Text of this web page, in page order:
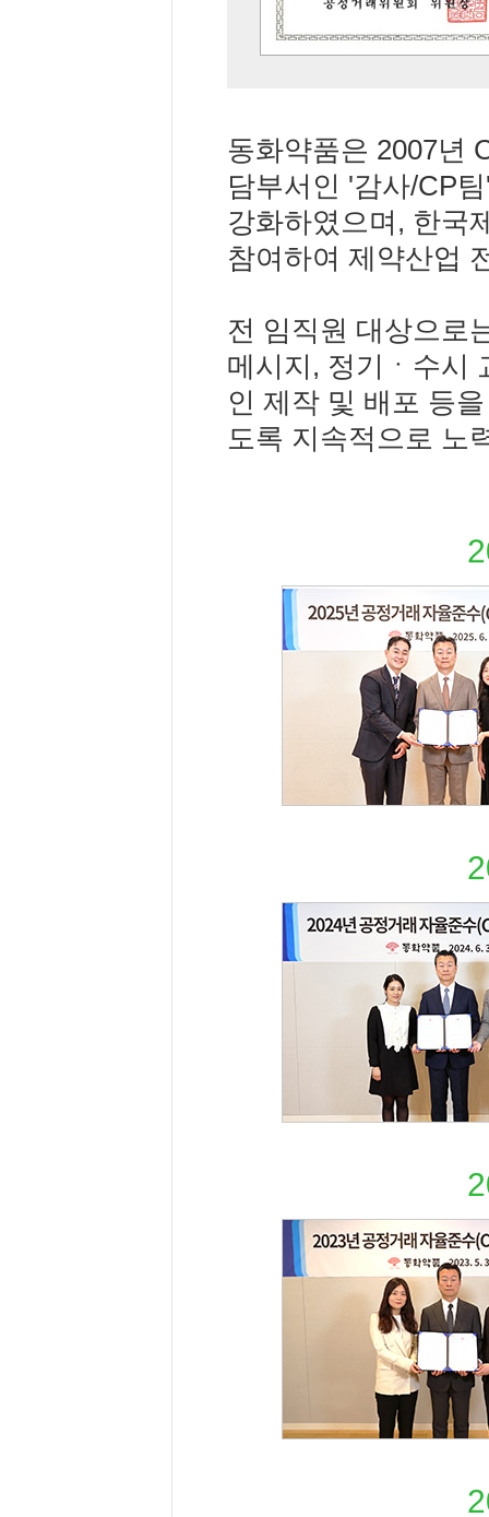
동화약품은 2007년
담부서인 '감사/CP
강화하였으며, 한국
참여하여 제약산업
전 임직원 대상으로
메시지, 정기ㆍ수시
인 제작 및 배포 등
도록 지속적으로 노